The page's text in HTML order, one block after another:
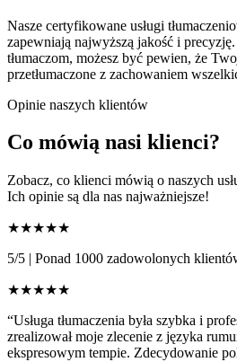
Nasze certyfikowane usługi
zapewniają najwyższą jakość i
tłumaczom, możesz być pewien, że
przetłumaczone z zachowaniem
Opinie naszych klientów
Co mówią nasi klienci?
Zobacz, co klienci mówią o naszych
Ich opinie są dla nas najważniejsze!
★★★★★
5/5 | Ponad 1000 zadowolonych
★★★★★
“Usługa tłumaczenia była szybka i
zrealizował moje zlecenie z języka
ekspresowym tempie. Zdecydowanie